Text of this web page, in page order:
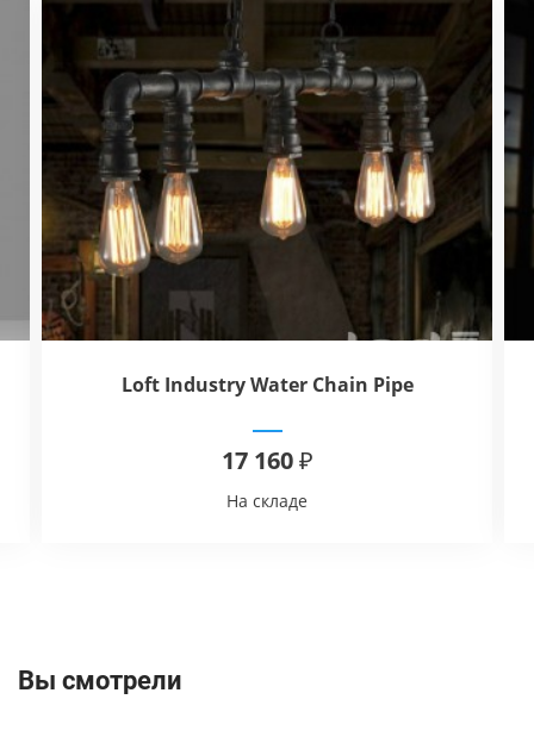
Loft Industry Water Chain Pipe
17 160 ₽
На складе
Вы смотрели